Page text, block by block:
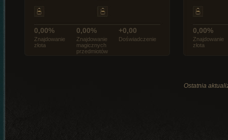
0,00%
Znajdowanie
złota
0,00%
Znajdowanie
magicznych
przedmiotów
+0,00
Doświadczenie
0,00%
Znajdowanie
złota
Ostatnia